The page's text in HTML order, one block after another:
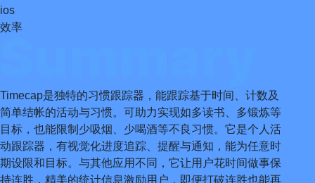
ios
效率
Timecap是独特的习惯跟踪器，能跟踪基于时间、计数及
简单结帐的活动与习惯。可助力实现如多读书、多锻炼等
目标，也能限制少吸烟、少喝酒等不良习惯。它是个人活
动跟踪器，有视觉化进度追踪、提醒与通知，能为任意时
期设限和目标。与其他应用不同，它让用户花时间做事保
持连胜，精美的统计信息激励用户，即便打破连胜也能再